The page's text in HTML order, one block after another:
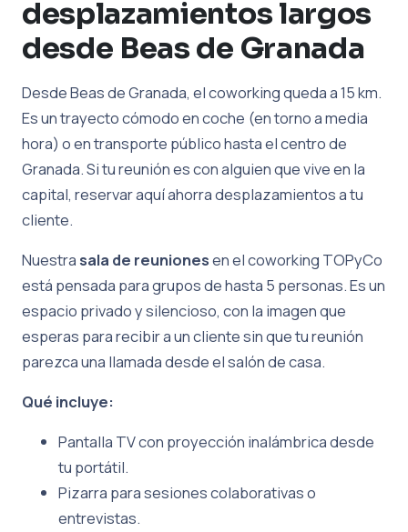
desplazamientos largos
desde Beas de Granada
Desde Beas de Granada, el coworking queda a 15 km.
Es un trayecto cómodo en coche (en torno a media
hora) o en transporte público hasta el centro de
Granada. Si tu reunión es con alguien que vive en la
capital, reservar aquí ahorra desplazamientos a tu
cliente.
Nuestrasala de reunionesen el coworking TOPyCo
está pensada para grupos de hasta 5 personas. Es un
espacio privado y silencioso, con la imagen que
esperas para recibir a un cliente sin que tu reunión
parezca una llamada desde el salón de casa.
Qué incluye:
Pantalla TV con proyección inalámbrica desde
tu portátil.
Pizarra para sesiones colaborativas o
entrevistas.